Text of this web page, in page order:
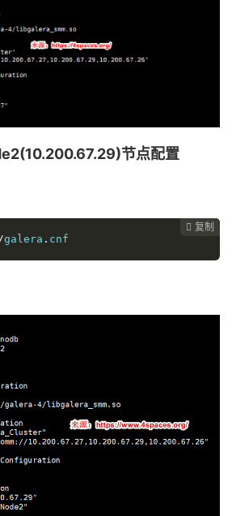
节点配置
 复制
 复制
 复制
 复制
 复制
 复制
 复制
 复制
 复制
 复制
 复制
 复制
 复制
 复制
 复制
 复制
 复制
 复制
 复制
 复制
/galera . cnf